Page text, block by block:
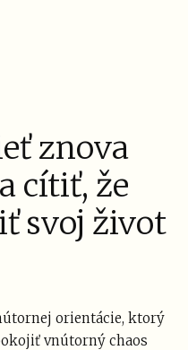
znova
cítiť, že
svoj život
orientácie, ktorý
vnútorný chaos